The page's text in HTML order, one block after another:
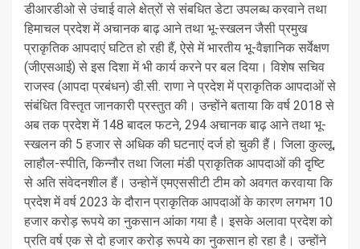
डीआरडीओ से उंचाई वाले क्षेत्रों से संबधित डेटा उपलब्ध करवाने तथा
हिमाचल प्रदेश में अचानक बाढ़ आने तथा भू-स्खलन जैसी प्रमुख
प्राकृतिक आपदाएं घटित हो रही हैं, ऐसे में भारतीय भू-वैज्ञानिक सर्वेक्षण
(जीएसआई) से इस दिशा में भी कार्य करने पर बल दिया। विशेष सचिव
राजस्व (आपदा प्रबंधन) डी.सी. राणा ने प्रदेश में प्राकृतिक आपदाओं से
संबंधित विस्तृत जानकारी प्रस्तुत की। उन्होंने बताया कि वर्ष 2018 से
अब तक प्रदेश में 148 बादल फटने, 294 अचानक बाढ़ आने तथा भू-
स्खलन की 5 हजार से अधिक की घटनाएं दर्ज हो चुकी हैं। जिला कुल्लू,
लाहौल-स्पीति, किन्नौर तथा जिला मंडी प्राकृतिक आपदाओं की दृष्टि
से अति संवेदनशील हैं। उन्होनें एमएससीटी टीम को अवगत करवाया कि
प्रदेश में वर्ष 2023 के दौरान प्राकृतिक आपदाओं के कारण लगभग 10
हजार करोड़ रूपये का नुकसान आंका गया है। इसके अलावा प्रदेश को
प्रति वर्ष एक से दो हजार करोड़ रूपये का नुकसान हो रहा है। उन्होंने